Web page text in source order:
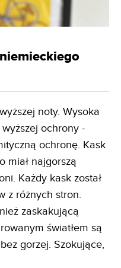
noty. Wysoka
ochrony -
ochronę. Kask
miał najgorszą
Każdy kask został
z różnych stron.
zaskakującą
światłem są
gorzej. Szokujące,